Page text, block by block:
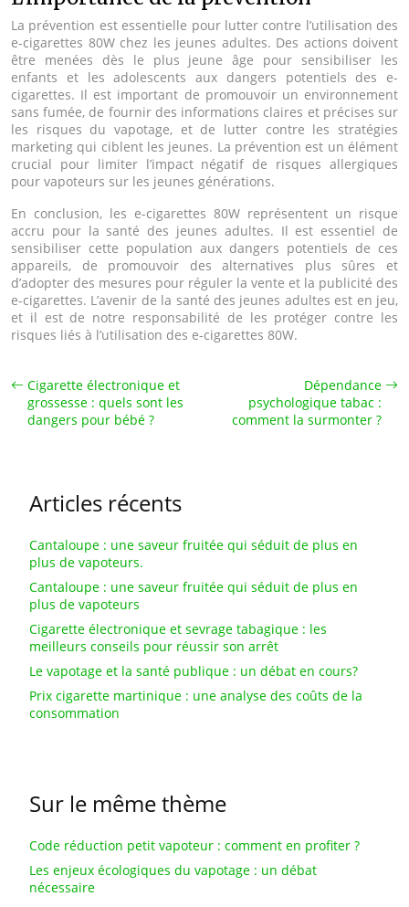
La prévention est essentielle pour lutter contre l’utilisation des
e-cigarettes 80W chez les jeunes adultes. Des actions doivent
être menées dès le plus jeune âge pour sensibiliser les
enfants et les adolescents aux dangers potentiels des e-
cigarettes. Il est important de promouvoir un environnement
sans fumée, de fournir des informations claires et précises sur
les risques du vapotage, et de lutter contre les stratégies
marketing qui ciblent les jeunes. La prévention est un élément
crucial pour limiter l’impact négatif de risques allergiques
pour vapoteurs sur les jeunes générations.
En conclusion, les e-cigarettes 80W représentent un risque
accru pour la santé des jeunes adultes. Il est essentiel de
sensibiliser cette population aux dangers potentiels de ces
appareils, de promouvoir des alternatives plus sûres et
d’adopter des mesures pour réguler la vente et la publicité des
e-cigarettes. L’avenir de la santé des jeunes adultes est en jeu,
et il est de notre responsabilité de les protéger contre les
risques liés à l’utilisation des e-cigarettes 80W.
Cigarette électronique et
grossesse : quels sont les
dangers pour bébé ?
Dépendance
psychologique tabac :
comment la surmonter ?
Articles récents
Cantaloupe : une saveur fruitée qui séduit de plus en
plus de vapoteurs.
Cantaloupe : une saveur fruitée qui séduit de plus en
plus de vapoteurs
Cigarette électronique et sevrage tabagique : les
meilleurs conseils pour réussir son arrêt
Le vapotage et la santé publique : un débat en cours?
Prix cigarette martinique : une analyse des coûts de la
consommation
Sur le même thème
Code réduction petit vapoteur : comment en profiter ?
Les enjeux écologiques du vapotage : un débat
nécessaire